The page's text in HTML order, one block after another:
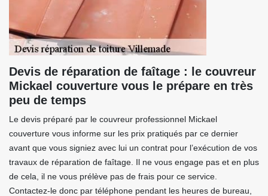
Devis de réparation de faîtage : le couvreur
Mickael couverture vous le prépare en très
peu de temps
Le devis préparé par le couvreur professionnel Mickael
couverture vous informe sur les prix pratiqués par ce dernier
avant que vous signiez avec lui un contrat pour l’exécution de vos
travaux de réparation de faîtage. Il ne vous engage pas et en plus
de cela, il ne vous prélève pas de frais pour ce service.
Contactez-le donc par téléphone pendant les heures de bureau,